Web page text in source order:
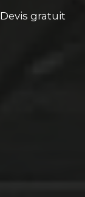
Devis gratuit